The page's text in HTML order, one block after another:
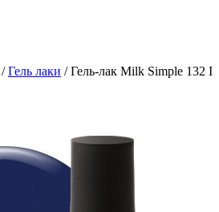
/Гель лаки /Гель-лак Milk Simple 132 I